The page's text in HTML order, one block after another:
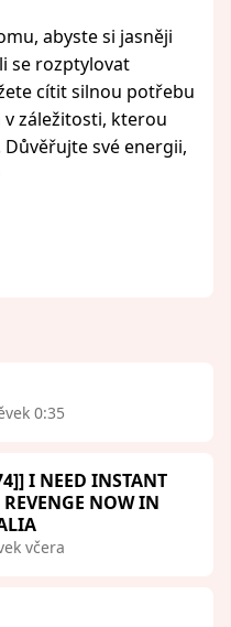
abyste si jasněji
se rozptylovat
cítit silnou potřebu
záležitosti, kterou
své energii,
0:35
I NEED INSTANT
REVENGE NOW IN
včera